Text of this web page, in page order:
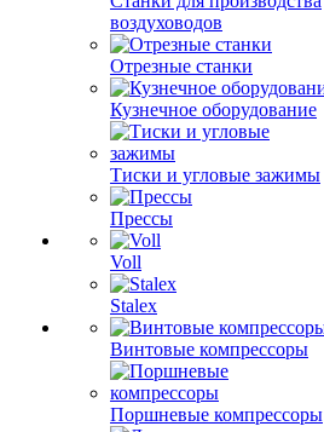
воздуховодов
Отрезные станки
Кузнечное оборудование
Тиски и угловые зажимы
Прессы
Voll
Stalex
Винтовые компрессоры
Поршневые компрессоры